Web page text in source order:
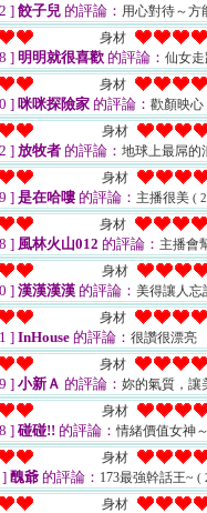
]餃子兒 的評論： 用心對待～方
身材
]明明就很喜歡 的評論： 仙女
身材
]咪咪探險家 的評論： 歡顏映
身材
]放牧者 的評論： 地球上最屌的
身材
]是在哈嘍的評論： 主播很美 (
身材
] 風林火山012 的評論： 主播會
身材
]漢漢漢漢 的評論： 美得讓人忘
身材
]InHouse 的評論： 很讚很漂亮
身材
]小新Ａ 的評論： 妳的氣質，讓
身材
]碰碰!! 的評論：情緒價值女神
身材
]醜爺 的評論： 173最強幹話王~ (
身材